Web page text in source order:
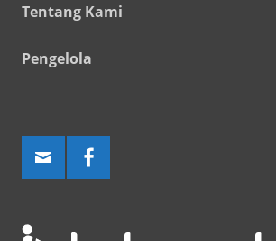
Tentang Kami
Pengelola